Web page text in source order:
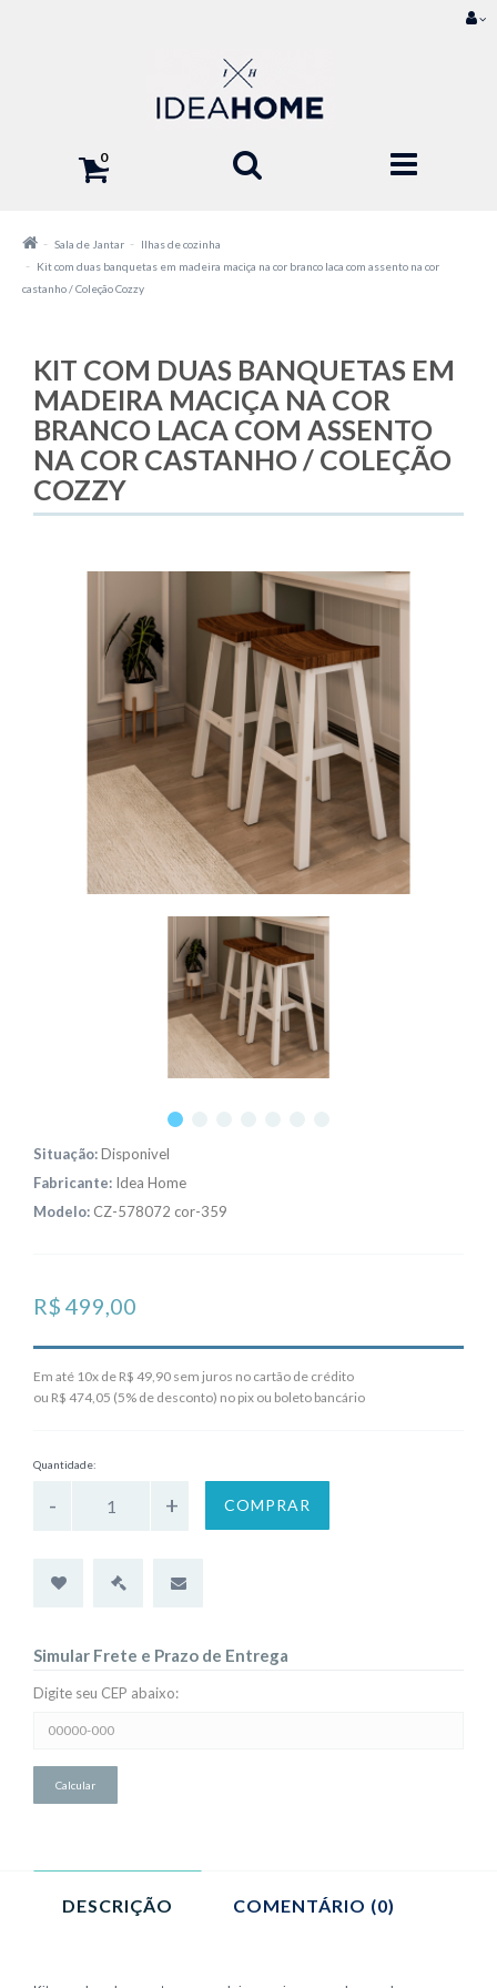
0
Sala de Jantar
Ilhas de cozinha
Kit com duas banquetas em madeira maciça na cor branco laca com assento na cor
castanho / Coleção Cozzy
KIT COM DUAS BANQUETAS EM
MADEIRA MACIÇA NA COR
BRANCO LACA COM ASSENTO
NA COR CASTANHO / COLEÇÃO
COZZY
Situação:Disponivel
Fabricante: Idea Home
Modelo: CZ-578072 cor-359
R$ 499,00
Em até 10x de R$ 49,90 sem juros no cartão de crédito
ou R$ 474,05 (5% de desconto) no pix ou boleto bancário
Quantidade:
COMPRAR
Simular Frete e Prazo de Entrega
Digite seu CEP abaixo:
e
Prazo
DESCRIÇÃO COMENTÁRIO (0)